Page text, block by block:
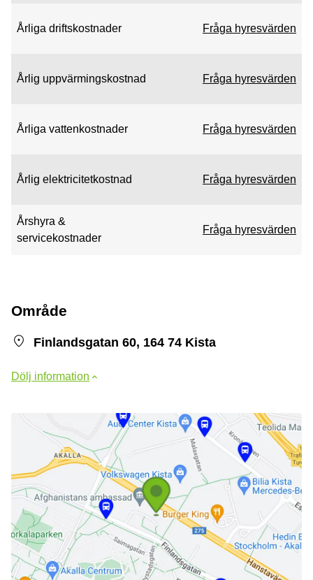
Årliga driftskostnader Fråga hyresvärden
Årlig uppvärmingskostnad Fråga hyresvärden
Årliga vattenkostnader Fråga hyresvärden
Årlig elektricitetkostnad Fråga hyresvärden
Årshyra &
servicekostnader
Fråga hyresvärden
Område
Finlandsgatan 60, 164 74 Kista
Dölj information